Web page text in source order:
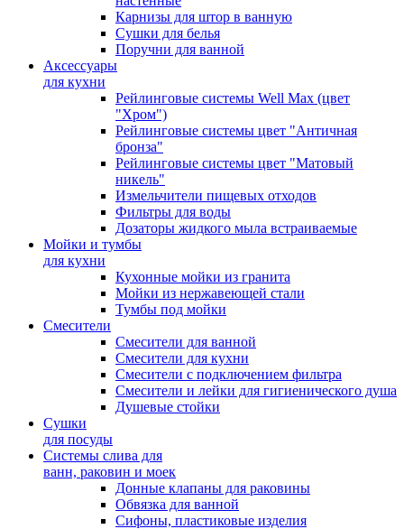
Карнизы для штор в ванную
Сушки для белья
Поручни для ванной
Аксессуары
для кухни
Рейлинговые системы Well Max (цвет
"Хром")
Рейлинговые системы цвет "Античная
бронза"
Рейлинговые системы цвет "Матовый
никель"
Измельчители пищевых отходов
Фильтры для воды
Дозаторы жидкого мыла встраиваемые
Мойки и тумбы
для кухни
Кухонные мойки из гранита
Мойки из нержавеющей стали
Тумбы под мойки
Смесители
Смесители для ванной
Смесители для кухни
Смесители с подключением фильтра
Cмесители и лейки для гигиенического душа
Душевые стойки
Сушки
для посуды
Системы слива для
ванн, раковин и моек
Донные клапаны для раковины
Обвязка для ванной
Сифоны, пластиковые изделия